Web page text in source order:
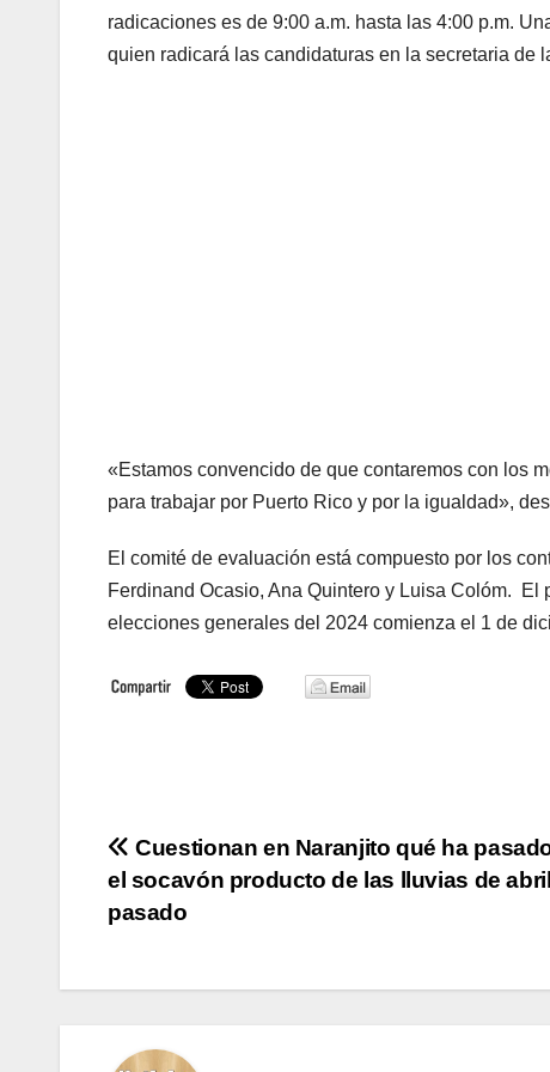
radicaciones es de 9:00 a.m. hasta las 4:00 p.m.
quien radicará las candidaturas en la secretaria de
«Estamos convencido de que contaremos con los
para trabajar por Puerto Rico y por la igualdad»,
El comité de evaluación está compuesto por los
Ferdinand Ocasio, Ana Quintero y Luisa Colóm.
elecciones generales del 2024 comienza el 1 de
Navegación
de
Cuestionan en Naranjito qué ha
el socavón producto de las lluvias de abril
pasado